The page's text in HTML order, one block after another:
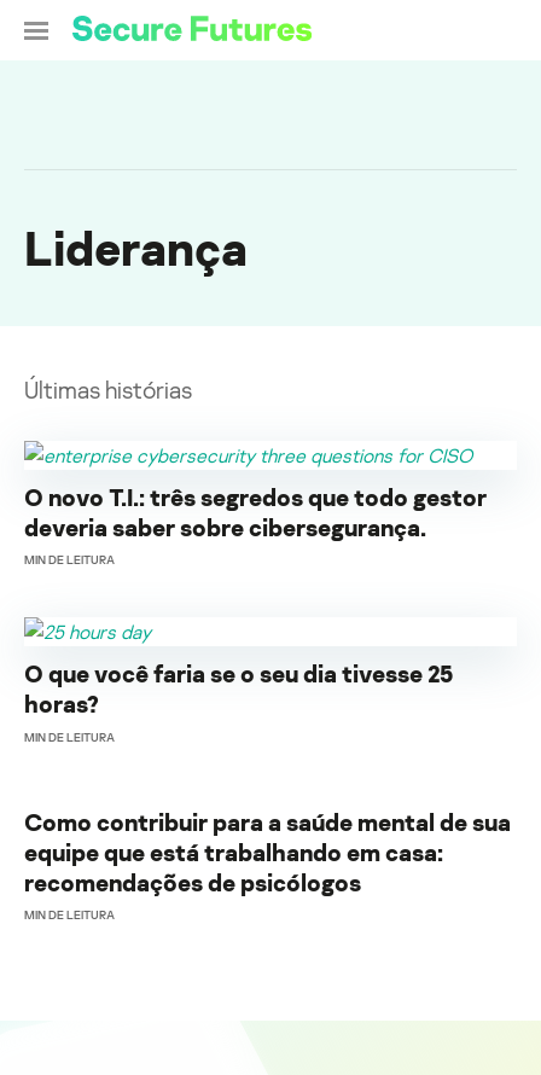
Liderança
Últimas histórias
O novo T.I.: três segredos que todo gestor
deveria saber sobre cibersegurança.
MIN DE LEITURA
O que você faria se o seu dia tivesse 25
horas?
MIN DE LEITURA
Como contribuir para a saúde mental de sua
equipe que está trabalhando em casa:
recomendações de psicólogos
MIN DE LEITURA